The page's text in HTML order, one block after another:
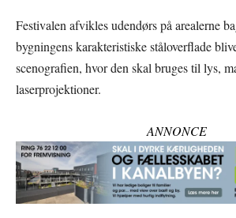
Festivalen afvikles udendørs på arealerne
bygningens karakteristiske ståloverflade
scenografien, hvor den skal bruges til lys,
laserprojektioner.
ANNONCE